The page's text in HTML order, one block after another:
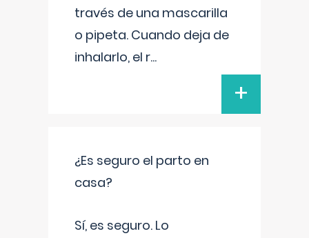
través de una mascarilla
o pipeta. Cuando deja de
inhalarlo, el r...
+
¿Es seguro el parto en
casa?
Sí, es seguro. Lo